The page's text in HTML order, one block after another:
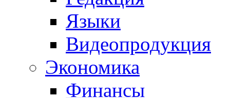
Языки
Видеопродукция
Экономика
Финансы